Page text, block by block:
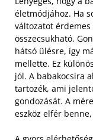
életmódjához. Ha
változatot
összecsukható.
hátsó ülésre, így
mellette. Ez
jól. A babakocsira
tartozék, ami
gondozását. A
eszköz elfér